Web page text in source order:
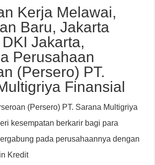
Kerja Melawai,
Baru, Jakarta
Jakarta,
Perusahaan
(Persero) PT.
Finansial
(Persero) PT. Sarana Multigriya
kesempatan berkarir bagi para
pada perusahaannya dengan
Kredit